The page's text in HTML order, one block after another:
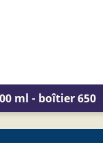
ml - boîtier 650